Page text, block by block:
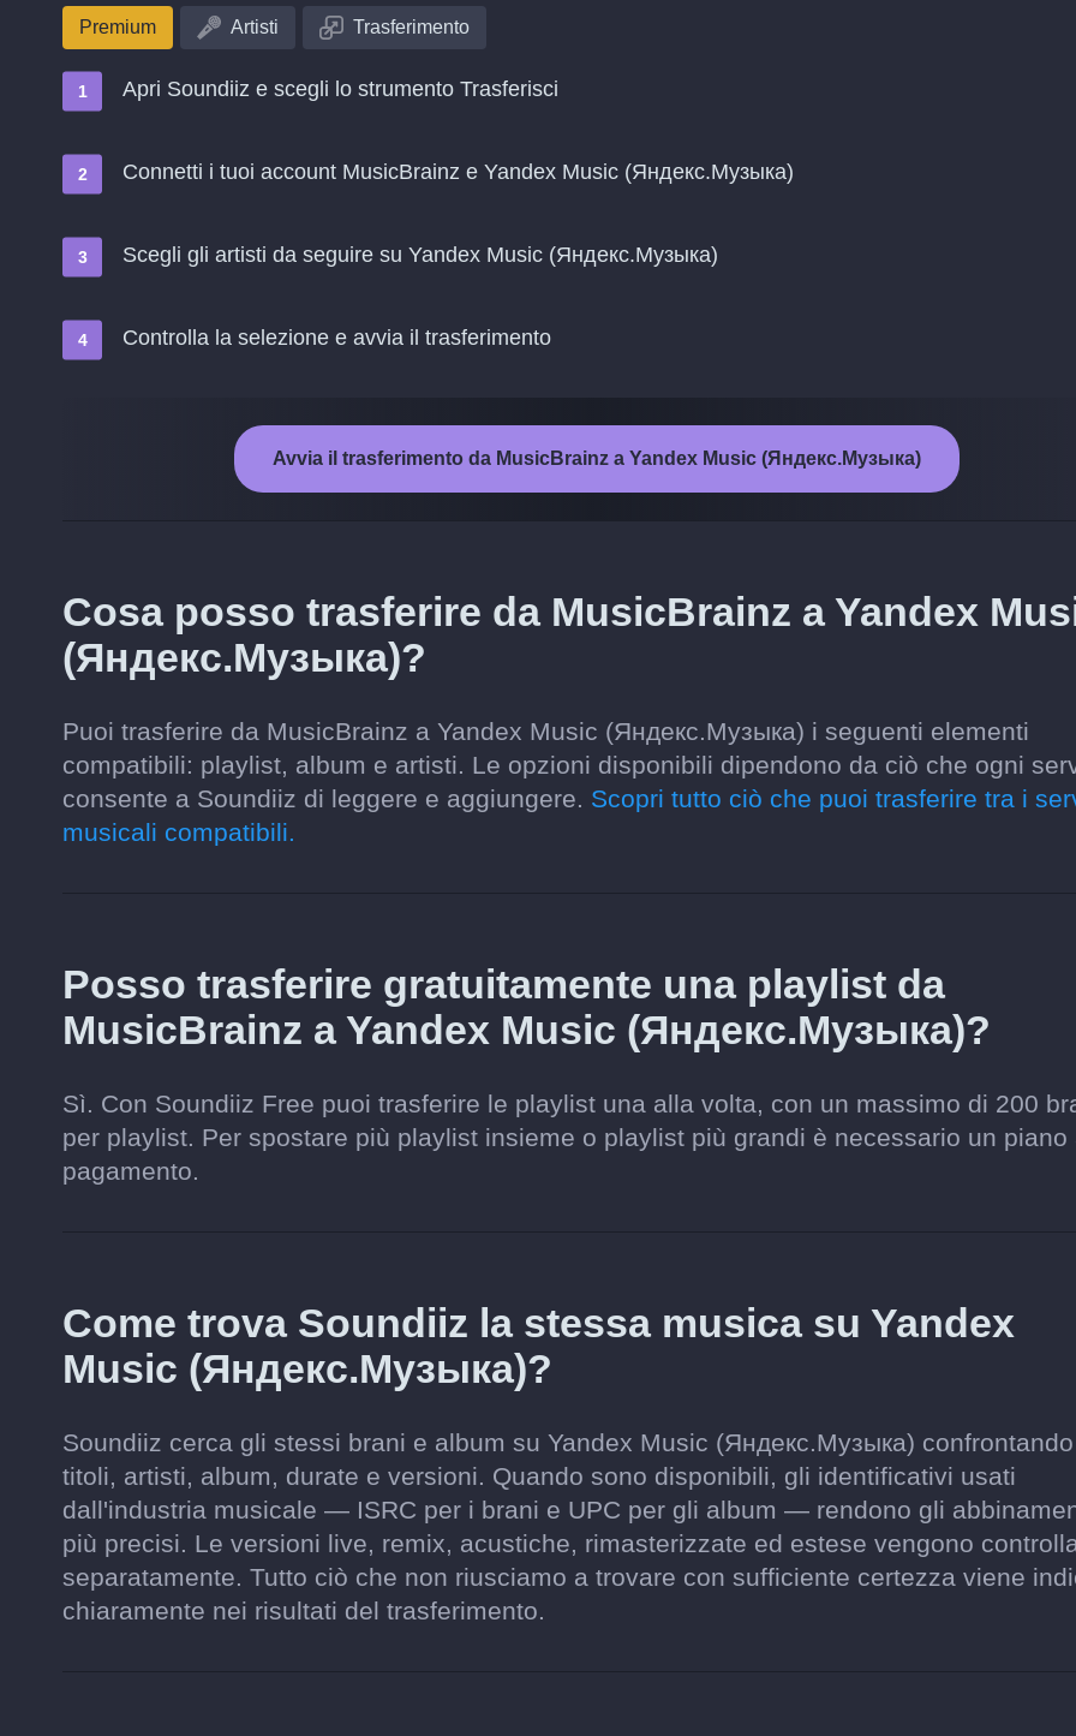
Premium Artisti Trasferimento
Apri Soundiiz e scegli lo strumento Trasferisci
Connetti i tuoi account MusicBrainz e Yandex Music (Яндекс.Музыка)
Scegli gli artisti da seguire su Yandex Music (Яндекс.Музыка)
Controlla la selezione e avvia il trasferimento
Avvia il trasferimento da MusicBrainz a Yandex Music (Яндекс.Музыка)
Cosa posso trasferire da MusicBrainz a Yandex
(Яндекс.Музыка)?
Puoi trasferire da MusicBrainz a Yandex Music (Яндекс.Музыка) i seguenti elementi
compatibili: playlist, album e artisti. Le opzioni disponibili dipendono da ciò che ogni
consente a Soundiiz di leggere e aggiungere. Scopri tutto ciò che puoi trasferire tra i
musicali compatibili.
Posso trasferire gratuitamente una playlist da
MusicBrainz a Yandex Music (Яндекс.Музыка)?
Sì. Con Soundiiz Free puoi trasferire le playlist una alla volta, con un massimo di 200
per playlist. Per spostare più playlist insieme o playlist più grandi è necessario un piano
pagamento.
Come trova Soundiiz la stessa musica su Yandex
Music (Яндекс.Музыка)?
Soundiiz cerca gli stessi brani e album su Yandex Music (Яндекс.Музыка) confrontando
titoli, artisti, album, durate e versioni. Quando sono disponibili, gli identificativi usati
dall'industria musicale — ISRC per i brani e UPC per gli album — rendono gli
più precisi. Le versioni live, remix, acustiche, rimasterizzate ed estese vengono
separatamente. Tutto ciò che non riusciamo a trovare con sufficiente certezza viene
chiaramente nei risultati del trasferimento.